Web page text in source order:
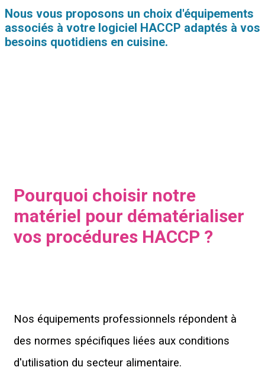
Nous vous proposons un choix d'équipements
associés à votre logiciel HACCP adaptés à vos
besoins quotidiens en cuisine.
Pourquoi choisir notre
matériel pour dématérialiser
vos procédures HACCP ?
Nos équipements professionnels répondent à
des normes spécifiques liées aux conditions
d'utilisation du secteur alimentaire.